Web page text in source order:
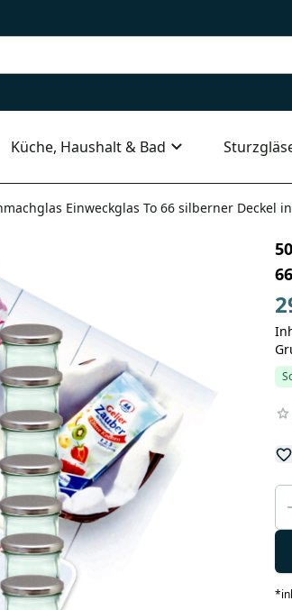
Küche, Haushalt & Bad
Einweckglas To 66 silberner Deckel
*